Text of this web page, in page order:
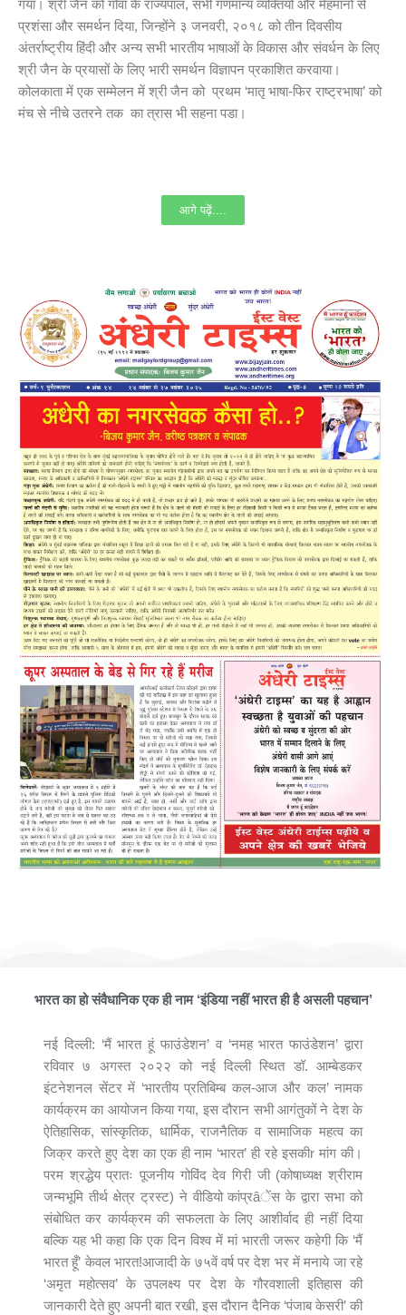
गया। श्री जैन को गोवा के राज्यपाल, सभी गणमान्य व्यक्तियों और मेहमानों से
प्रशंसा और समर्थन दिया, जिन्होंने ३ जनवरी, २०१८ को तीन दिवसीय
अंतर्राष्ट्रीय हिंदी और अन्य सभी भारतीय भाषाओं के विकास और संवर्धन के लिए
श्री जैन के प्रयासों के लिए भारी समर्थन विज्ञापन प्रकाशित करवाया।
कोलकाता में एक सम्मेलन में श्री जैन को प्रथम ‘मातृ भाषा-फिर राष्ट्रभाषा’ को
मंच से नीचे उतरने तक का त्रास भी सहना पडा।
आगे पढ़ें....
भारत का हो संवैधानिक एक ही नाम ‘इंडिया नहीं भारत ही है असली पहचान’
नई दिल्ली: ‘मैं भारत हूं फाउंडेशन’ व ‘नमह भारत फाउंडेशन’ द्वारा
रविवार ७ अगस्त २०२२ को नई दिल्ली स्थित डॉ. आम्बेडकर
इंटनेशनल सेंटर में ‘भारतीय प्रतिबिम्ब कल-आज और कल’ नामक
कार्यक्रम का आयोजन किया गया, इस दौरान सभी आगंतुकों ने देश के
ऐतिहासिक, सांस्कृतिक, धार्मिक, राजनैतिक व सामाजिक महत्व का
जिक्र करते हुए देश का एक ही नाम ‘भारत’ ही रहे इसकीr मांग की।
परम श्रद्धेय प्रातः पूजनीय गोविंद देव गिरी जी (कोषाध्यक्ष श्रीराम
जन्मभूमि तीर्थ क्षेत्र ट्रस्ट) ने वीडियो कांप्रâेंस के द्वारा सभा को
संबोधित कर कार्यक्रम की सफलता के लिए आशीर्वाद ही नहीं दिया
बल्कि यह भी कहा कि एक दिन विश्व में मां भारती जरूर कहेगी कि ‘मैं
भारत हूँ’ केवल भारत!आजादी के ७५वें वर्ष पर देश भर में मनाये जा रहे
‘अमृत महोत्सव’ के उपलक्ष्य पर देश के गौरवशाली इतिहास की
जानकारी देते हुए अपनी बात रखी, इस दौरान दैनिक ‘पंजाब केसरी’ की